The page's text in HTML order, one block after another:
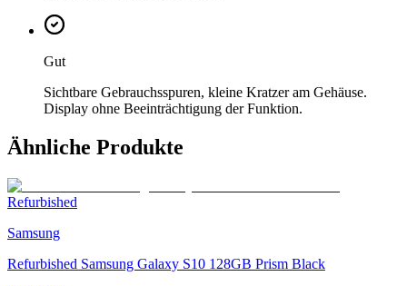
Gut
Sichtbare Gebrauchsspuren, kleine Kratzer am Gehäuse.
Display ohne Beeinträchtigung der Funktion.
Ähnliche Produkte
Refurbished
Samsung
Refurbished Samsung Galaxy S10 128GB Prism Black